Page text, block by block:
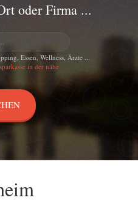
oder Firma ...
Essen, Wellness, Ärzte ...
sparkasse in der nähe